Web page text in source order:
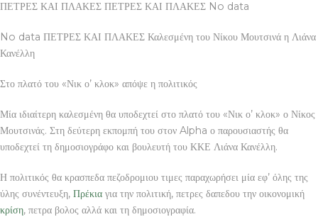
ΠΕΤΡΕΣ ΚΑΙ ΠΛΑΚΕΣ ΠΕΤΡΕΣ ΚΑΙ ΠΛΑΚΕΣ No data
No data ΠΕΤΡΕΣ ΚΑΙ ΠΛΑΚΕΣ Καλεσμένη του Νίκου Μουτσινά η Λιάνα
Κανέλλη
Στο πλατό του «Νικ ο’ κλοκ» απόψε η πολιτικός
Μία ιδιαίτερη καλεσμένη θα υποδεχτεί στο πλατό του «Νικ ο’ κλοκ» ο Νίκος
Μουτσινάς. Στη δεύτερη εκπομπή του στον Alpha ο παρουσιαστής θα
υποδεχτεί τη δημοσιογράφο και βουλευτή του ΚΚΕ Λιάνα Κανέλλη.
Η πολιτικός θα κρασπεδα πεζοδρομιου τιμες παραχωρήσει μία εφ’ όλης της
ύλης συνέντευξη, Πρέκια για την πολιτική, πετρες δαπεδου την οικονομική
κρίση, πετρα βολος αλλά και τη δημοσιογραφία.